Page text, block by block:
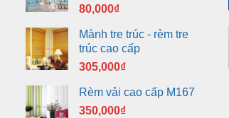
80,000₫
Mành tre trúc - rèm tre
trúc cao cấp
305,000₫
Rèm vải cao cấp M167
350,000₫